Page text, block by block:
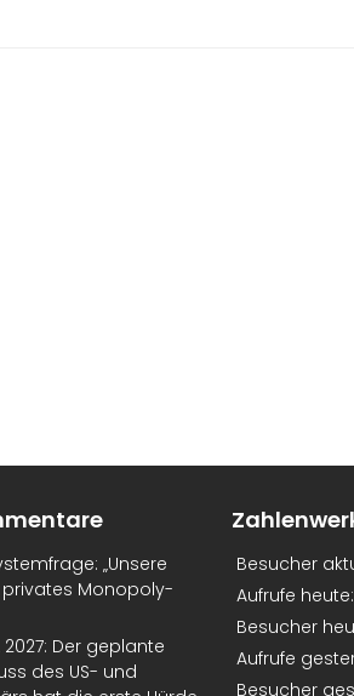
„Unsere
privates Monopoly-
2027: Der geplante
des US- und
Besucher
Aufrufe heute:
Besucher
Aufrufe
Besucher